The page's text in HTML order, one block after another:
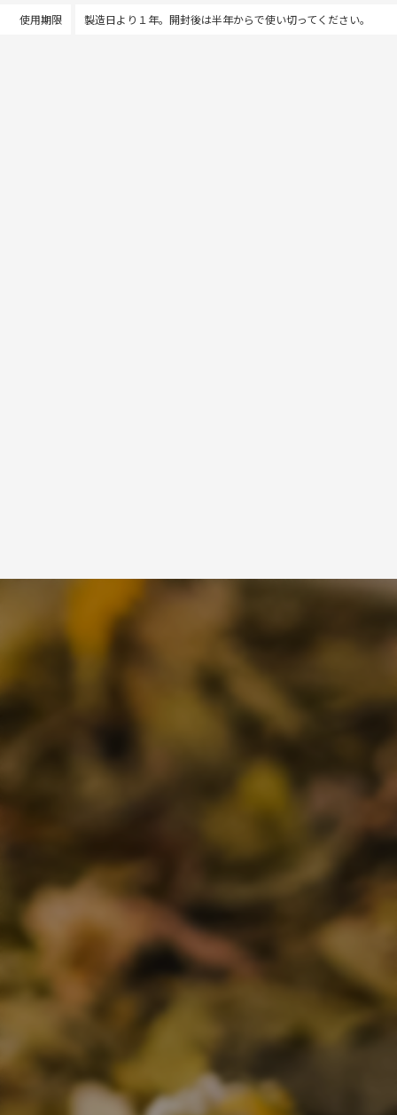
使用期限 製造日より１年。開封後は半年からで使い切ってください。